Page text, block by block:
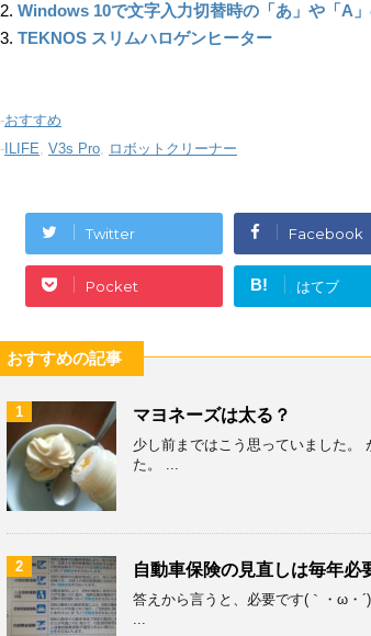
Windows 10で文字入力切替時の「あ」や「A
TEKNOS スリムハロゲンヒーター
-おすすめ
- ILIFE, V3s Pro, ロボットクリーナー
Twitter Facebook
Pocket B! はてブ
おすすめの記事
1 マヨネーズは太る？
少し前まではこう思っていました。
た。 ...
2 自動車保険の見直しは毎年必
答えから言うと、必要です(｀・ω・
...